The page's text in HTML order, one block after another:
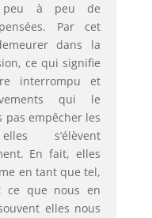
peu à peu de
Par cet
dans la
ce qui signifie
interrompu et
qui le
pas empêcher les
s’élèvent
En fait, elles
en tant que tel,
ce que nous en
elles nous